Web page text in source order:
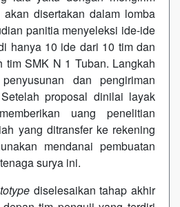
disertakan dalam lomba
panitia menyeleksi ide-ide
hanya 10 ide dari 10 tim dan
tim SMK N 1 Tuban. Langkah
dan pengiriman
proposal dinilai layak
uang penelitian
yang ditransfer ke rekening
mendanai pembuatan
surya ini.
diselesaikan tahap akhir